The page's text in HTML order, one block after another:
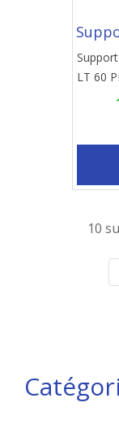
LT 60
10